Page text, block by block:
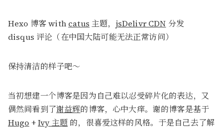
Hexo 博客 with catus 主题， jsDelivr CDN 分发
disqus 评论（在中国大陆可能无法正常访问）
保持清洁的样子吧～
当初想建一个博客是因为自己难以忍受碎片化的表达，又
偶然间看到了谢益辉的博客，心中大痒。谢的博客是基于
Hugo +Ivy 主题 的，很喜爱这样的风格。于是自己去了解